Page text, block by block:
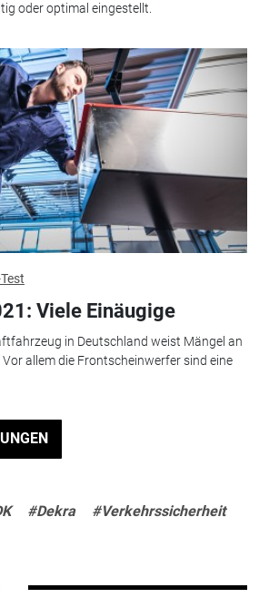
oder optimal eingestellt.
Viele Einäugige
in Deutschland weist Mängel an
allem die Frontscheinwerfer sind eine
#Dekra #Verkehrssicherheit